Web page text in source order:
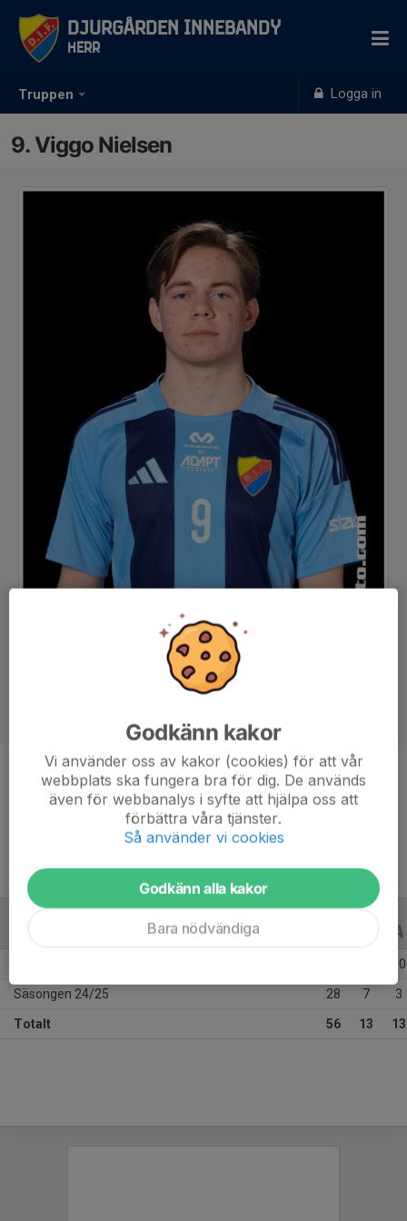
Truppen Logga in
Djurgården Innebandy
Herr
9. Viggo Nielsen
Position
Forward
20 år
ALLA ÅR
10
Säsongen 24/25 28 7 3
Totalt 56 13 13
Godkänn kakor
Vi använder oss av kakor (cookies) för att vår
webbplats ska fungera bra för dig. De används
även för webbanalys i syfte att hjälpa oss att
förbättra våra tjänster.
Så använder vi cookies
Godkänn alla kakor
Bara nödvändiga